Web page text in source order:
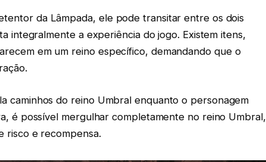
da Lâmpada, ele pode transitar entre os dois
integralmente a experiência do jogo. Existem itens,
em um reino específico, demandando que o
caminhos do reino Umbral enquanto o personagem
é possível mergulhar completamente no reino Umbral,
risco e recompensa.